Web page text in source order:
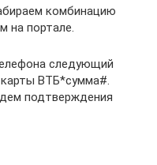
комбинацию
на портале.
следующий
ВТБ*сумма#.
подтверждения